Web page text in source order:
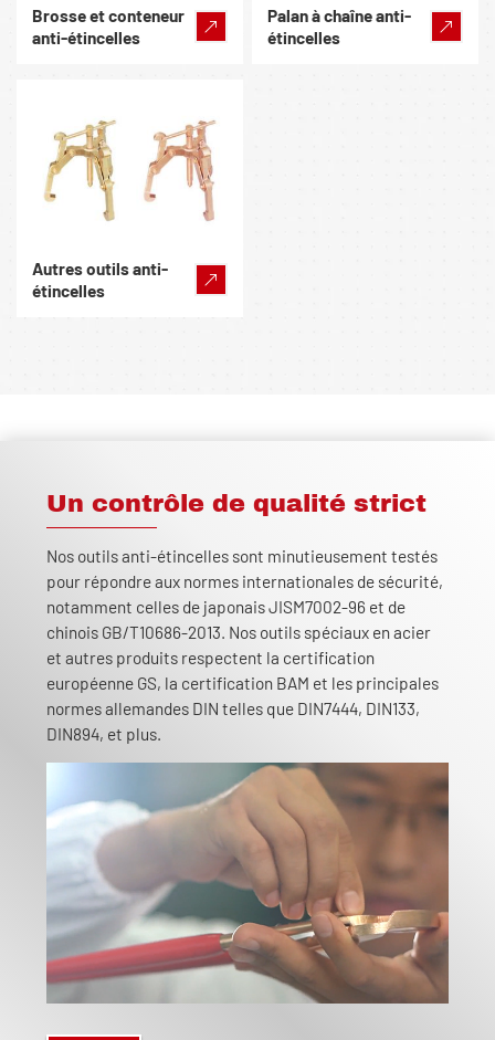
Brosse et conteneur
anti-étincelles
Palan à chaîne anti-
étincelles
Autres outils anti-
étincelles
Un contrôle de qualité strict
Nos outils anti-étincelles sont minutieusement testés
pour répondre aux normes internationales de sécurité,
notamment celles de japonais JISM7002-96 et de
chinois GB/T10686-2013. Nos outils spéciaux en acier
et autres produits respectent la certification
européenne GS, la certification BAM et les principales
normes allemandes DIN telles que DIN7444, DIN133,
DIN894, et plus.